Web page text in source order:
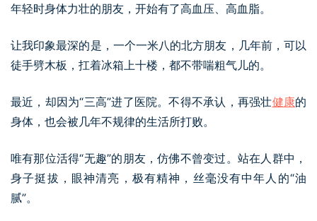
年轻时身体力壮的朋友，开始有了高血压、高血脂。
让我印象最深的是，一个一米八的北方朋友，几年前，可以
徒手劈木板，扛着冰箱上十楼，都不带喘粗气儿的。
最近，却因为“三高”进了医院。不得不承认，再强壮健康的
身体，也会被几年不规律的生活所打败。
唯有那位活得“无趣”的朋友，仿佛不曾变过。站在人群中，
身子挺拔，眼神清亮，极有精神，丝毫没有中年人的“油
腻”。